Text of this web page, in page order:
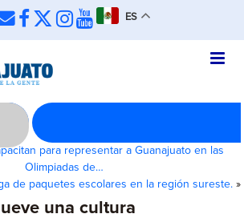
ES
para representar a Guanajuato en las
Olimpiadas de…
de paquetes escolares en la región sureste.»
una cultura